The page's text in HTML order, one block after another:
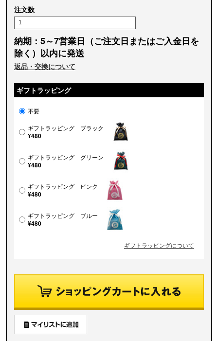
注文数
納期：5～7営業日（ご注文日またはご入金日を
除く）以内に発送
返品・交換について
ギフトラッピング
不要
ギフトラッピング ブラック
¥480
ギフトラッピング グリーン
¥480
ギフトラッピング ピンク
¥480
ギフトラッピング ブルー
¥480
ギフトラッピングについて